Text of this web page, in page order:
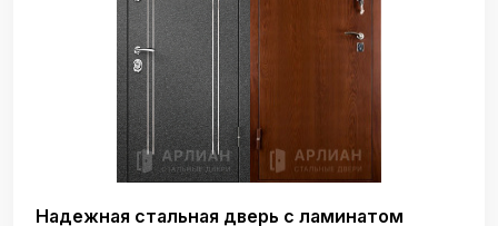
Надежная стальная дверь с ламинатом